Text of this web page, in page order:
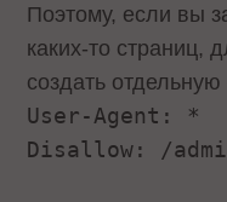
Поэтому, если вы
каких-то страниц,
создать
User-Agent: *
Disallow: /